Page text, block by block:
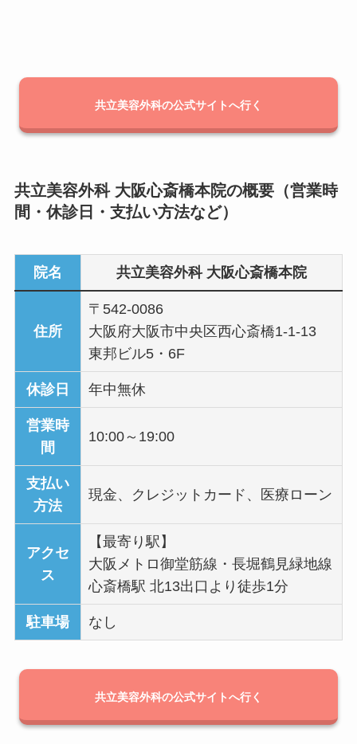
共立美容外科の公式サイトへ行く
共立美容外科 大阪心斎橋本院の概要（営業時
間・休診日・支払い方法など）
院名 共立美容外科 大阪心斎橋本院
住所
〒542‑0086
大阪府大阪市中央区西心斎橋1‑1‑13
東邦ビル5・6F
休診日 年中無休
営業時
間
10:00～19:00
支払い
方法
現金、クレジットカード、医療ローン
アクセ
ス
【最寄り駅】
大阪メトロ御堂筋線・長堀鶴見緑地線
心斎橋駅 北13出口より徒歩1分
駐車場 なし
共立美容外科の公式サイトへ行く